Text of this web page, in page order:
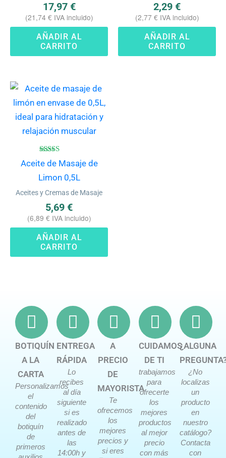
17,97 €
(21,74 € IVA incluido)
AÑADIR AL
CARRITO
2,29 €
(2,77 € IVA incluido)
AÑADIR AL
CARRITO
Valorado
con
de 5
Aceite de Masaje de
Limon 0,5L
Aceites y Cremas de Masaje
5,69 €
(6,89 € IVA incluido)
AÑADIR AL
CARRITO
BOTIQUÍN
A LA
CARTA
Personalizamos
el
contenido
del
botiquín
de
primeros
ENTREGA
RÁPIDA
Lo
recibes
al día
siguiente
si es
realizado
antes de
las
14:00h y
A
PRECIO
DE
MAYORISTA
Te
ofrecemos
los
mejores
precios y
si eres
CUIDAMOS
DE TI
trabajamos
para
ofrecerte
los
mejores
productos
al mejor
precio
con más
¿ALGUNA
¿No
localizas
un
producto
en
nuestro
catálogo?
Contacta
con